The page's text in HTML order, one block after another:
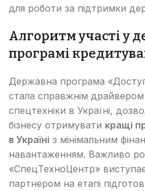
для роботи за підтримки
Алгоритм участі у
програмі
Державна програма
стала справжнім
спецтехніки в Україні,
бізнесу отримувати кращі
в Україні з мінімальним
навантаженням. Важливо
«СпецТехноЦентр»
партнером на етапі